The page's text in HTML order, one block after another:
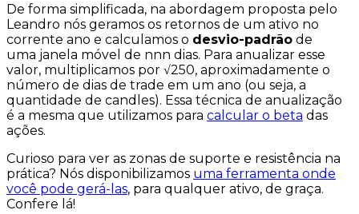
De forma simplificada, na abordagem proposta pelo
Leandro nós geramos os retornos de um ativo no
corrente ano e calculamos o desvio-padrão de
uma janela móvel de nnn dias. Para anualizar esse
valor, multiplicamos por √250, aproximadamente o
número de dias de trade em um ano (ou seja, a
quantidade de candles). Essa técnica de anualização
é a mesma que utilizamos para calcular o beta das
ações.
Curioso para ver as zonas de suporte e resistência na
prática? Nós disponibilizamos uma ferramenta onde
você pode gerá-las, para qualquer ativo, de graça.
Confere lá!